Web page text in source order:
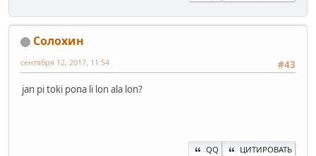
Солохин
#43
сентября 12, 2017, 11:54
jan pi toki pona li lon ala lon?
QQ ЦИТИРОВАТЬ